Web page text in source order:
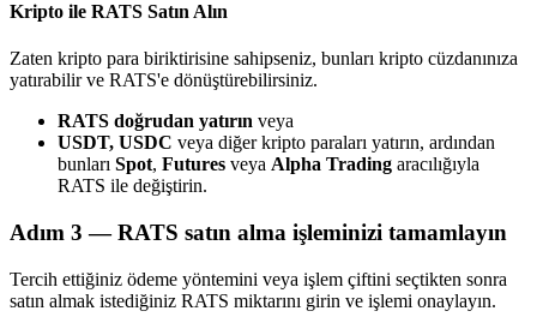
Bitrue İş Ortağı
Kullanıcı başına %65'e kadar komisyon!
Kripto ile RATS Satın Alın
Zaten kripto para biriktirisine sahipseniz, bunları kripto cüzdanınıza
yatırabilir ve RATS'e dönüştürebilirsiniz.
RATS doğrudan yatırın veya
USDT, USDC veya diğer kripto paraları yatırın, ardından
bunları Spot, Futures veya Alpha Trading aracılığıyla
RATS ile değiştirin.
Adım 3 —RATS satın alma işleminizi tamamlayın
Tercih ettiğiniz ödeme yöntemini veya işlem çiftini seçtikten sonra
satın almak istediğiniz RATS miktarını girin ve işlemi onaylayın.